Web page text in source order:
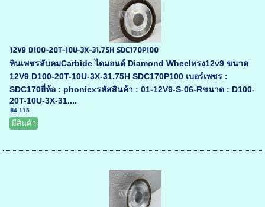
12V9 D100-20T-10U-3X-31.75H SDC170P100
หินเพชรลับคมCarbide ไดมอนด์ Diamond Wheelทรง12v9 ขนาด
12V9 D100-20T-10U-3X-31.75H SDC170P100 เบอร์เพชร :
SDC170ยี่ห้อ : phoniexรหัสสินค้า : 01-12V9-S-06-Rขนาด : D100-
20T-10U-3X-31....
฿4,115
มีสินค้า